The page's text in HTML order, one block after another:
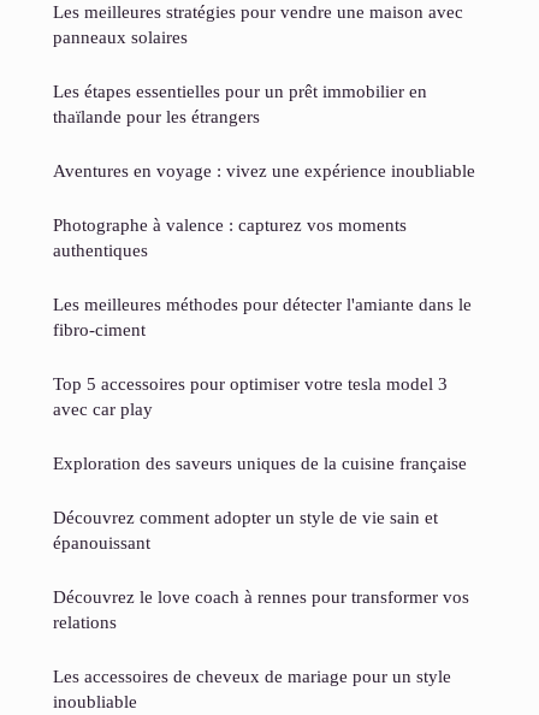
Les meilleures stratégies pour vendre une maison avec
panneaux solaires
Les étapes essentielles pour un prêt immobilier en
thaïlande pour les étrangers
Aventures en voyage : vivez une expérience inoubliable
Photographe à valence : capturez vos moments
authentiques
Les meilleures méthodes pour détecter l'amiante dans le
fibro-ciment
Top 5 accessoires pour optimiser votre tesla model 3
avec car play
Exploration des saveurs uniques de la cuisine française
Découvrez comment adopter un style de vie sain et
épanouissant
Découvrez le love coach à rennes pour transformer vos
relations
Les accessoires de cheveux de mariage pour un style
inoubliable